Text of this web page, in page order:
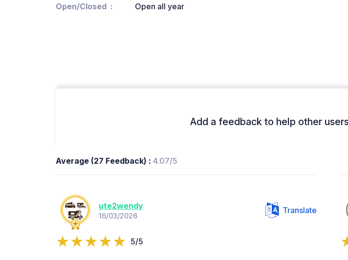
Open/Closed
Open all year
Add a feedback to help other
Average (27 Feedback) : 4.07/5
ute2wendy
16/03/2026
Translate
5/5